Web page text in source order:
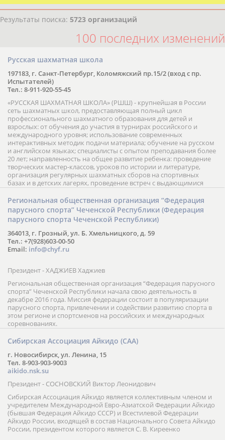
Результаты поиска: 5723 организаций
100 последних изменений
Русская шахматная школа
197183, г. Санкт-Петербург, Коломяжский пр.15/2 (вход с пр.
Испытателей)
Тел.: 8-911-920-55-45
«РУССКАЯ ШАХМАТНАЯ ШКОЛА» (РШШ) - крупнейшая в России
сеть шахматных школ, предоставляющая полный цикл
профессионального шахматного образования для детей и
взрослых: от обучения до участия в турнирах российского и
международного уровня; использование современных
интерактивных методик подачи материала; обучение на русском
и английском языках; специалисты с опытом преподавания более
20 лет; направленность на общее развитие ребенка: проведение
творческих мастер-классов, уроков по истории и литературе,
организация регулярных шахматных сборов на спортивных
базах и в детских лагерях, проведение встреч с выдающимися
шахматистами; корпоративное обучение; онлайн обучение в
форме вебинаров и индивидуальных занятий, круглые столы
российских и международных тренеров, организация фестивалей;
онлайн трансляция мероприятий и турниров.
Региональная общественная организация “Федерация
парусного спорта” Чеченской Республики (Федерация
парусного спорта Чеченской Республики)
364013, г. Грозный, ул. Б. Хмельницкого, д. 59
Тел.: +7(928)603-00-50
Email: info@chyf.ru
Президент - ХАДЖИЕВ Хаджиев
Региональная общественная организация “Федерация парусного
спорта” Чеченской Республики начала свою деятельность в
декабре 2016 года. Миссия федерации состоит в популяризации
парусного спорта, привлечении и содействии развитию спорта в
этом регионе и спортсменов на российских и международных
соревнованиях.
Сибирская Ассоциация Айкидо (САА)
г. Новосибирск, ул. Ленина, 15
Тел. 8-903-903-9003
aikido.nsk.su
Президент - СОСНОВСКИЙ Виктор Леонидович
Сибирская Ассоциация Айкидо является коллективным членом и
учредителем Международной Евро-Азиатской Федерации Айкидо
(бывшая Федерация Айкидо СССР) и Всестилевой Федерации
Айкидо России, входящей в состав Национального Совета Айкидо
России, президентом которого является С. В. Киреенко